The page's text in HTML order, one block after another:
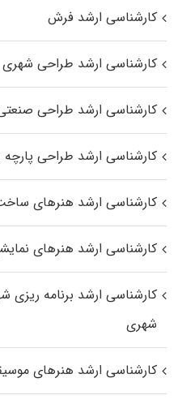
کارشناسی ارشد فرش
کارشناسی ارشد طراحی شهری
کارشناسی ارشد طراحی
کارشناسی ارشد طراحی
کارشناسی ارشد هنرهای
کارشناسی ارشد هنرهای
کارشناسی ارشد برنامه
شهری
کارشناسی ارشد هنرهای